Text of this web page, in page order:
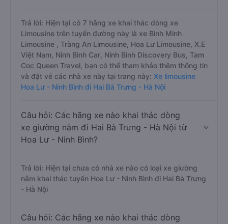
Trả lời: Hiện tại có 7 hãng xe khai thác dòng xe
Limousine trên tuyến đường này là xe Bình Minh
Limousine , Tràng An Limousine, Hoa Lư Limousine, X.E
Việt Nam, Ninh Bình Car, Ninh Bình Discovery Bus, Tam
Coc Queen Travel, bạn có thể tham khảo thêm thông tin
và đặt vé các nhà xe này tại trang này: Xe limousine
Hoa Lư - Ninh Bình đi Hai Bà Trưng - Hà Nội
Câu hỏi: Các hãng xe nào khai thác dòng
xe giường nằm đi Hai Bà Trưng - Hà Nội từ
Hoa Lư - Ninh Bình?
Trả lời: Hiện tại chưa có nhà xe nào có loại xe giường
nằm khai thác tuyến Hoa Lư - Ninh Bình đi Hai Bà Trưng
- Hà Nội
Câu hỏi: Các hãng xe nào khai thác dòng